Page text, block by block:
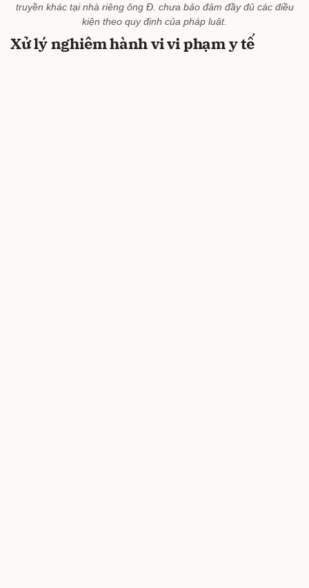
truyền khác tại nhà riêng ông Đ. chưa bảo đảm đầy đủ các điều
kiện theo quy định của pháp luật.
Xử lý nghiêm hành vi vi phạm y tế